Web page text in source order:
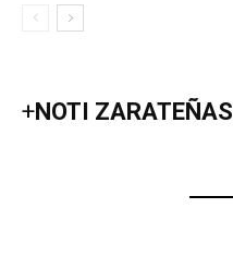
+NOTI ZARATEÑAS